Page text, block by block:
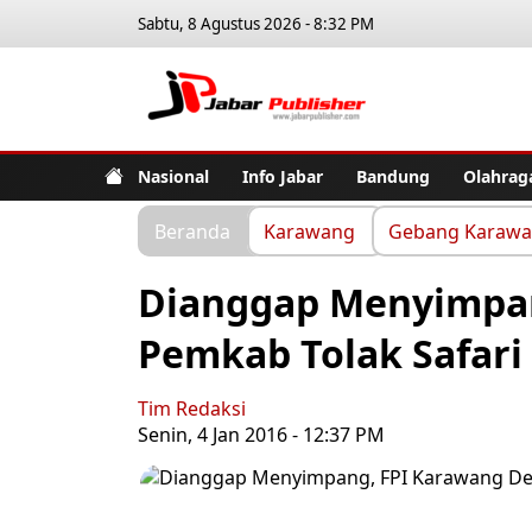
Sabtu, 8 Agustus 2026 - 8:32 PM
Nasional Info Jabar Bandung
Beranda Karawang Gebang
Dianggap
Pemkab Tolak
Tim Redaksi
Senin, 4 Jan 2016 - 12:37 PM